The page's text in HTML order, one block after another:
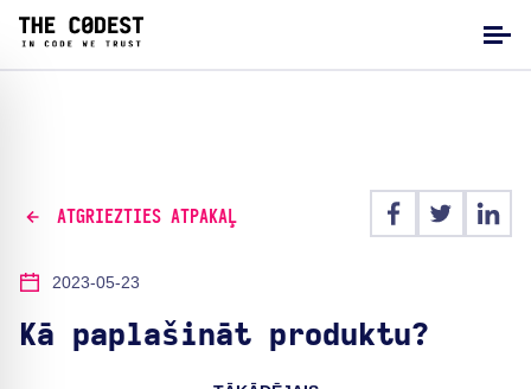
ATGRIEZTIES ATPAKAĻ
2023-05-23
Kā paplašināt produktu?